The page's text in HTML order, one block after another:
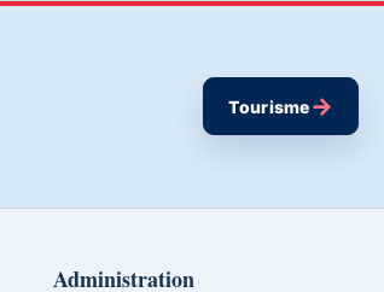
Tourisme→
Administration